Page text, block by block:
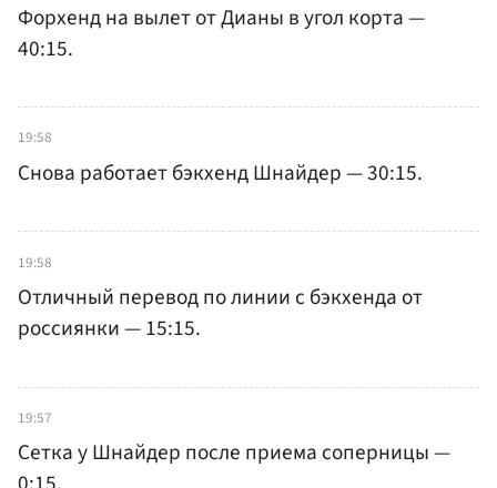
Форхенд на вылет от Дианы в угол корта —
40:15.
19:58
Снова работает бэкхенд Шнайдер — 30:15.
19:58
Отличный перевод по линии с бэкхенда от
россиянки — 15:15.
19:57
Сетка у Шнайдер после приема соперницы —